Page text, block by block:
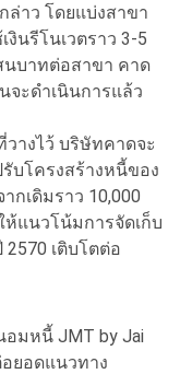
ล่าว โดยแบ่งสาขา
นรีโนเวตราว 3-5
นบาทต่อสาขา คาด
ะดำเนินการแล้ว
วางไว้ บริษัทคาดจะ
บโครงสร้างหนี้ของ
กเดิมราว 10,000
แนวโน้มการจัดเก็บ
2570 เติบโตต่อ
มหนี้ JMT by Jai
ยอดแนวทาง